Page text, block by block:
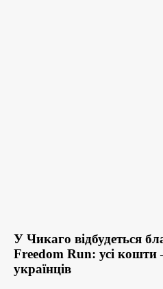
У Чикаго відбудеться
Freedom Run: усі кошти
українців